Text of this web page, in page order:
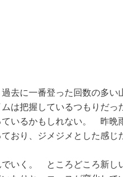
去に一番登った回数の多い
は把握しているつもりだっ
いるかもしれない。 昨晩
おり、ジメジメとした感じ
いく。 ところどころ新し